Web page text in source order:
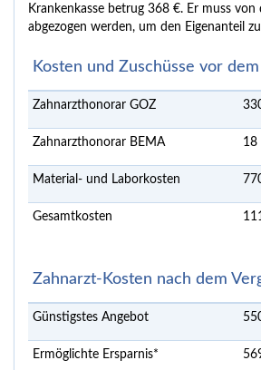
Krankenkasse betrug 368 €. Er muss von
abgezogen werden, um den Eigenanteil
Kosten und Zuschüsse vor
Zahnarzthonorar GOZ
Zahnarzthonorar BEMA 18
Material- und Laborkosten
Gesamtkosten
Zahnarzt-Kosten nach dem
Günstigstes Angebot
Ermöglichte Ersparnis*